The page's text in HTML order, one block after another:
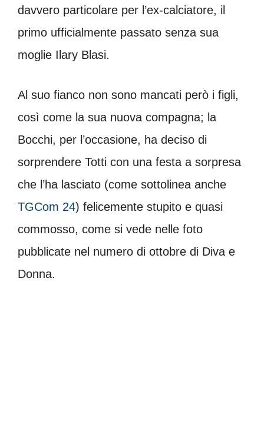
davvero particolare per l’ex-calciatore, il
primo ufficialmente passato senza sua
moglie Ilary Blasi.
Al suo fianco non sono mancati però i figli,
così come la sua nuova compagna; la
Bocchi, per l’occasione, ha deciso di
sorprendere Totti con una festa a sorpresa
che l’ha lasciato (come sottolinea anche
TGCom 24) felicemente stupito e quasi
commosso, come si vede nelle foto
pubblicate nel numero di ottobre di Diva e
Donna.